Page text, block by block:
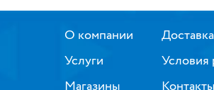
О компании
Услуги
Доставка
Условия